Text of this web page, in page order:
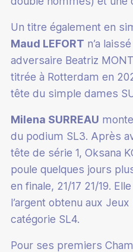
Un titre également en
Maud LEFORT n’a
adversaire Beatriz
titrée à Rotterdam en
tête du simple dames
Milena SURREAU
du podium SL3. Après
tête de série 1, Oksana
poule quelques jours
en finale, 21/17 21/19.
l’argent obtenu aux
catégorie SL4.
Pour ses premiers